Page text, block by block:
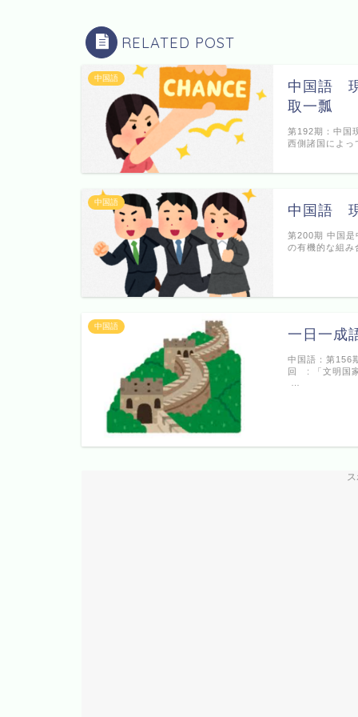
RELATED POST
中国語
中国語
取一瓢
第192期：中国
西側諸国によ
中国語
中国語
第200期 中国是
の有機的な組
中国語
一日一成
中国語：第156
回 : 「文明国